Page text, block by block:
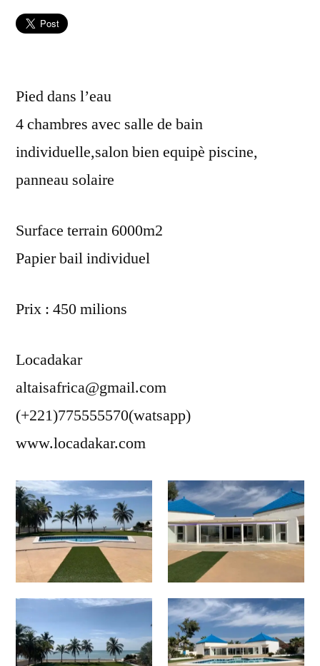
Pied dans l’eau
4 chambres avec salle de bain
individuelle,salon bien equipè piscine,
panneau solaire
Surface terrain 6000m2
Papier bail individuel
Prix : 450 milions
Locadakar
altaisafrica@gmail.com
(+221)775555570(watsapp)
www.locadakar.com